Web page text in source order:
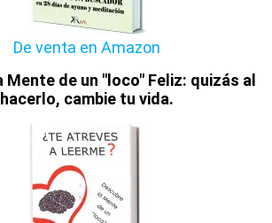
De venta en Amazon
Mente de un "loco" Feliz: quizás al
hacerlo, cambie tu vida.